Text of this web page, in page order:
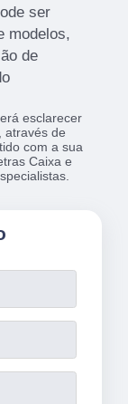
ser
modelos,
de
esclarecer
através de
com a sua
Caixa e